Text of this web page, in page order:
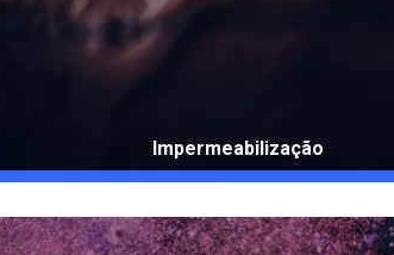
Impermeabilização